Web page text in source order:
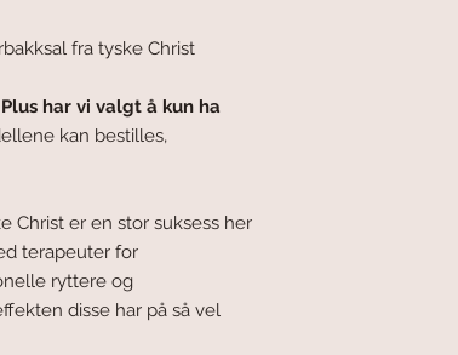
fra tyske Christ
har vi valgt å kun ha
kan bestilles,
Christ er en stor suksess her
terapeuter for
ryttere og
disse har på så vel